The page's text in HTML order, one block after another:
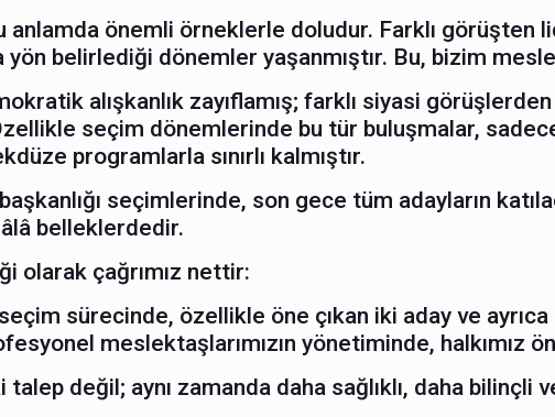
anlamda önemli örneklerle doludur. Farklı görüşten
belirlediği dönemler yaşanmıştır. Bu, bizim
alışkanlık zayıflamış; farklı siyasi
seçim dönemlerinde bu tür buluşmalar,
programlarla sınırlı kalmıştır.
seçimlerinde, son gece tüm adayların
belleklerdedir.
olarak çağrımız nettir:
sürecinde, özellikle öne çıkan iki aday ve
meslektaşlarımızın yönetiminde, halkımız
talep değil; aynı zamanda daha sağlıklı, daha